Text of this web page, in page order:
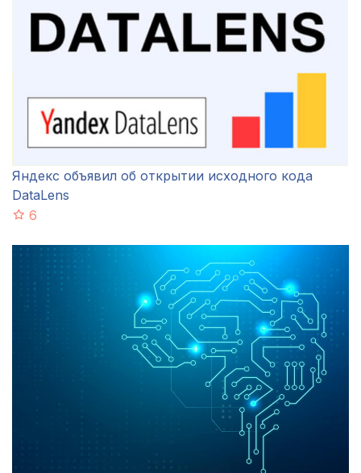
Яндекс объявил об открытии исходного кода
DataLens
6